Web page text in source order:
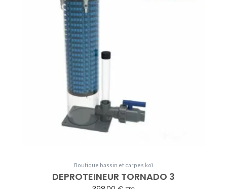
Boutique bassin et carpes koï
DEPROTEINEUR TORNADO 3